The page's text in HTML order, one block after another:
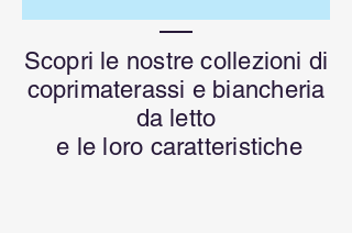
Scopri le nostre collezioni di
coprimaterassi e biancheria
da letto
e le loro caratteristiche